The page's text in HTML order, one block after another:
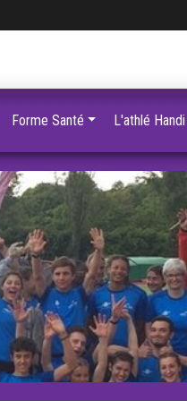
Forme Santé L'athlé Handi